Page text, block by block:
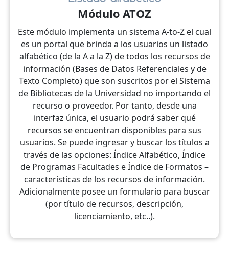
Módulo ATOZ
Este módulo implementa un sistema A-to-Z el cual
es un portal que brinda a los usuarios un listado
alfabético (de la A a la Z) de todos los recursos de
información (Bases de Datos Referenciales y de
Texto Completo) que son suscritos por el Sistema
de Bibliotecas de la Universidad no importando el
recurso o proveedor. Por tanto, desde una
interfaz única, el usuario podrá saber qué
recursos se encuentran disponibles para sus
usuarios. Se puede ingresar y buscar los títulos a
través de las opciones: Índice Alfabético, Índice
de Programas Facultades e Índice de Formatos –
características de los recursos de información.
Adicionalmente posee un formulario para buscar
(por título de recursos, descripción,
licenciamiento, etc..).